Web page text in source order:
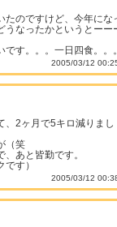
たのですけど、今年にな
うなったかというとーー
す。。。一日四食。。。
2005/03/12
、2ヶ月で5キロ減りまし
（笑
あと皆勤です。
す）
2005/03/12